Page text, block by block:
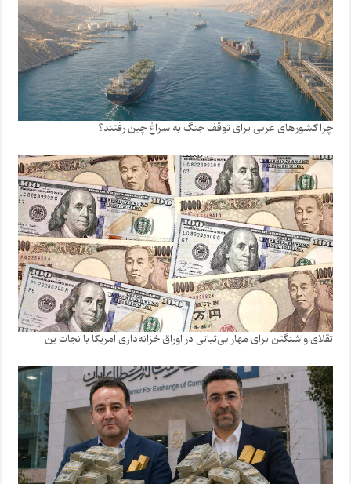
چرا کشورهای عربی برای توقف جنگ به سراغ چین رفتند؟
تقلای واشنگتن برای مهار بی‌ثباتی در اوراق خزانه‌داری آمریکا با نجات ین